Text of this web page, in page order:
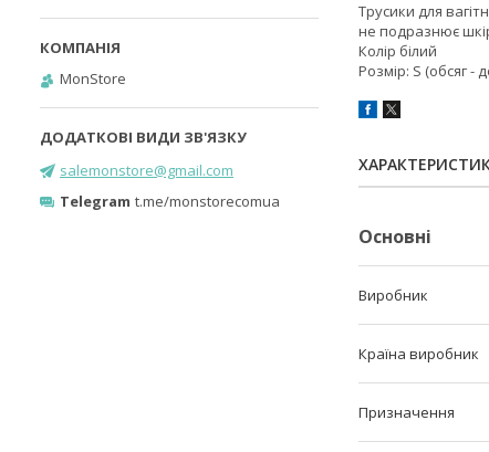
Трусики для
не подразнює
Колір білий
Розмір: S (обсяг -
Основні
Виробник
Країна виробник
Призначення
MonStore
salemonstore@gmail.com
Telegram t.me/monstorecomua